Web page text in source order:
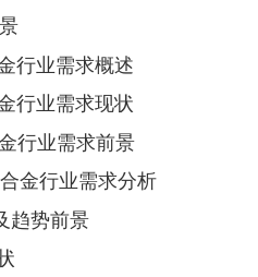
行业需求概述
行业需求现状
行业需求前景
金行业需求分析
趋势前景